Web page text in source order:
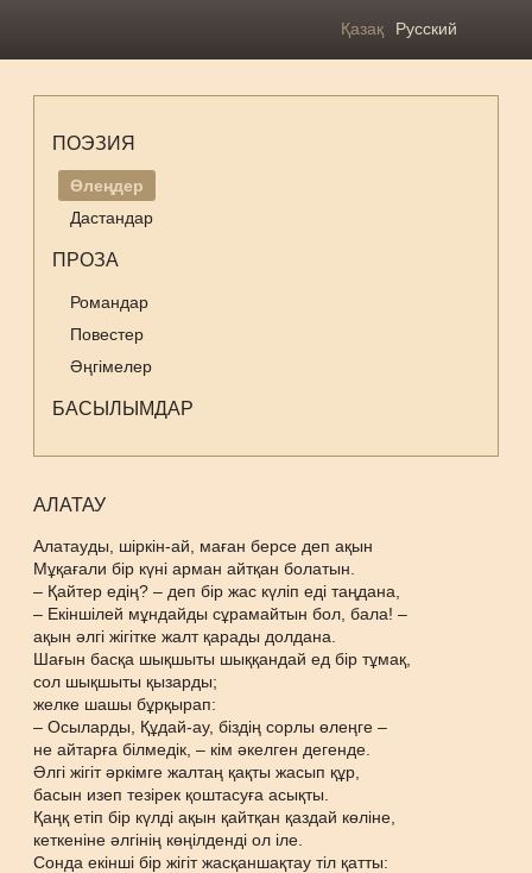
Қазақ Русский
ПОЭЗИЯ
Өлеңдер
Дастандар
ПРОЗА
Романдар
Повестер
Әңгімелер
БАСЫЛЫМДАР
АЛАТАУ
Алатауды, шіркін-ай, маған берсе деп ақын
Мұқағали бір күні арман айтқан болатын.
– Қайтер едің? – деп бір жас күліп еді таңдана,
– Екіншілей мұндайды сұрамайтын бол, бала! –
ақын әлгі жігітке жалт қарады долдана.
Шағын басқа шықшыты шыққандай ед бір тұмақ,
сол шықшыты қызарды;
желке шашы бұрқырап:
– Осыларды, Құдай-ау, біздің сорлы өлеңге –
не айтарға білмедік, – кім әкелген дегенде.
Әлгі жігіт әркімге жалтаң қақты жасып құр,
басын изеп тезірек қоштасуға асықты.
Қаңқ етіп бір күлді ақын қайтқан қаздай көліне,
кеткеніне әлгінің көңілденді ол іле.
Сонда екінші бір жігіт жасқаншақтау тіл қатты: